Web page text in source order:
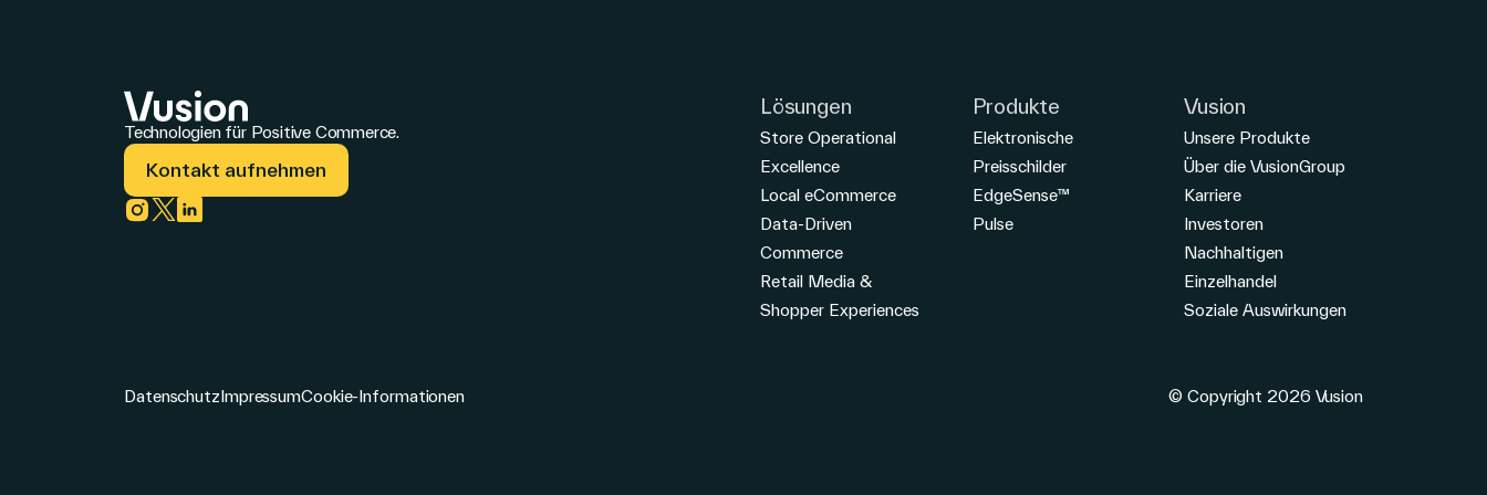
Technologien für Positive Commerce.
Kontakt aufnehmen
Lösungen
Store Operational
Excellence
Local eCommerce
Data-Driven
Commerce
Retail Media &
Shopper Experiences
Produkte
Elektronische
Preisschilder
EdgeSense™
Pulse
Vusion
Unsere Produkte
Über die VusionGroup
Karriere
Investoren
Nachhaltigen
Einzelhandel
Soziale Auswirkungen
DatenschutzImpressumCookie-Informationen © Copyright 2026 Vusion